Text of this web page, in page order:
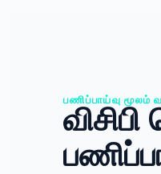
பணிப்பாய்வு மூலம்